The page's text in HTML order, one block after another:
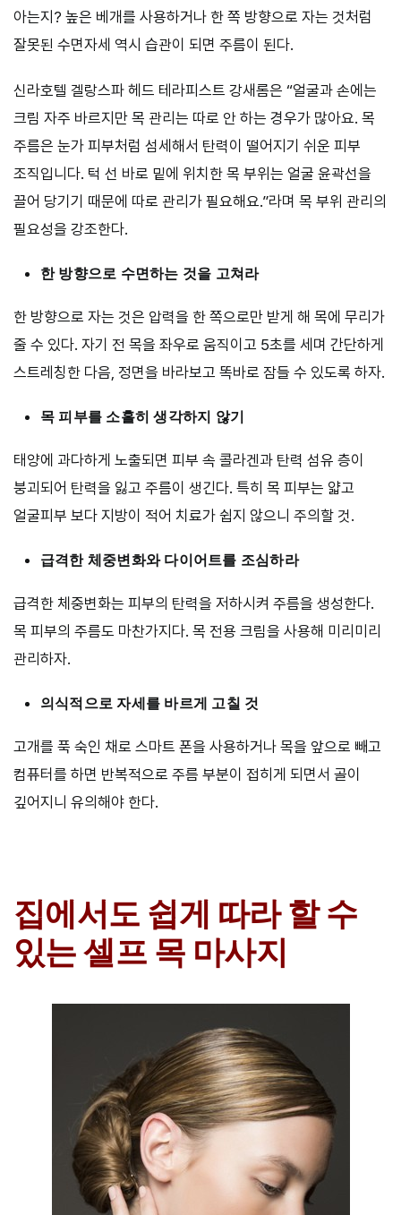
아는지? 높은 베개를 사용하거나 한 쪽 방향으로 자는 것처럼
잘못된 수면자세 역시 습관이 되면 주름이 된다.
신라호텔 겔랑스파 헤드 테라피스트 강새롬은 “얼굴과 손에는
크림 자주 바르지만 목 관리는 따로 안 하는 경우가 많아요. 목
주름은 눈가 피부처럼 섬세해서 탄력이 떨어지기 쉬운 피부
조직입니다. 턱 선 바로 밑에 위치한 목 부위는 얼굴 윤곽선을
끌어 당기기 때문에 따로 관리가 필요해요.”라며 목 부위 관리의
필요성을 강조한다.
한 방향으로 수면하는 것을 고쳐라
한 방향으로 자는 것은 압력을 한 쪽으로만 받게 해 목에 무리가
줄 수 있다. 자기 전 목을 좌우로 움직이고 5초를 세며 간단하게
스트레칭한 다음, 정면을 바라보고 똑바로 잠들 수 있도록 하자.
목 피부를 소홀히 생각하지 않기
태양에 과다하게 노출되면 피부 속 콜라겐과 탄력 섬유 층이
붕괴되어 탄력을 잃고 주름이 생긴다. 특히 목 피부는 얇고
얼굴피부 보다 지방이 적어 치료가 쉽지 않으니 주의할 것.
급격한 체중변화와 다이어트를 조심하라
급격한 체중변화는 피부의 탄력을 저하시켜 주름을 생성한다.
목 피부의 주름도 마찬가지다. 목 전용 크림을 사용해 미리미리
관리하자.
의식적으로 자세를 바르게 고칠 것
고개를 푹 숙인 채로 스마트 폰을 사용하거나 목을 앞으로 빼고
컴퓨터를 하면 반복적으로 주름 부분이 접히게 되면서 골이
깊어지니 유의해야 한다.
집에서도 쉽게 따라 할 수
있는 셀프 목 마사지